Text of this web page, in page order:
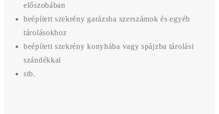
előszobában
beépített szekrény garázsba szerszámok és egyéb
tárolásokhoz
beépített szekrény konyhába vagy spájzba tárolási
szándékkal
stb.